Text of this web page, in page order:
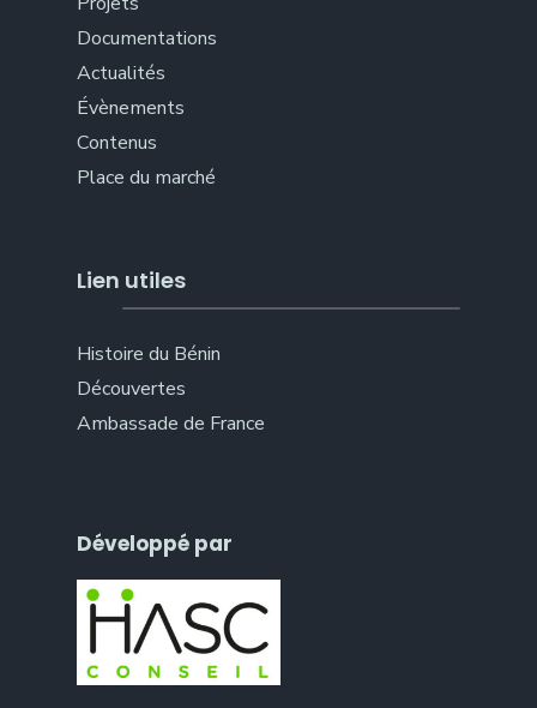
Documentations
Actualités
Évènements
Contenus
Place du marché
Lien utiles
Histoire du Bénin
Découvertes
Ambassade de France
Développé par